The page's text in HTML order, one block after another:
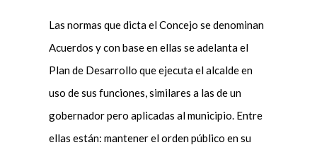
Las normas que dicta el Concejo se denominan
Acuerdos y con base en ellas se adelanta el
Plan de Desarrollo que ejecuta el alcalde en
uso de sus funciones, similares a las de un
gobernador pero aplicadas al municipio. Entre
ellas están: mantener el orden público en su